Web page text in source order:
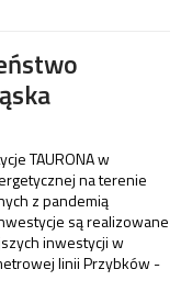
TAURONA w
na terenie
z pandemią
są realizowane
inwestycji w
linii Przybków -